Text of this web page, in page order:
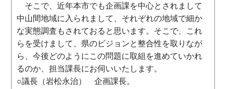
そこで、近年本市でも企画課を中心とされまして
中山間地域に入られまして、それぞれの地域で細か
な実態調査もされておると思います。そこで、これ
らを受けまして、県のビジョンと整合性を取りなが
ら、今後どのようにこの問題に取組を進めていかれ
るのか、担当課長にお伺いいたします。
○議長（岩松永治） 企画課長。